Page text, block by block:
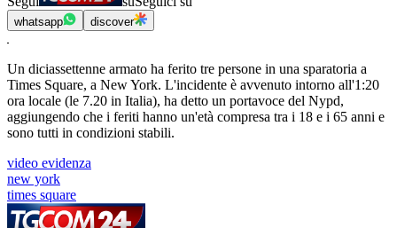
whatsapp discover
Un diciassettenne armato ha ferito tre persone in una sparatoria a
Times Square, a New York. L'incidente è avvenuto intorno all'1:20
ora locale (le 7.20 in Italia), ha detto un portavoce del Nypd,
aggiungendo che i feriti hanno un'età compresa tra i 18 e i 65 anni e
sono tutti in condizioni stabili.
video evidenza
new york
times square